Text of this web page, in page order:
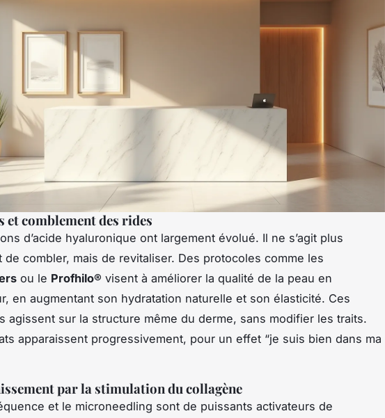
et comblement des rides
d’acide hyaluronique ont largement évolué. Il ne s’agit plus
de combler, mais de revitaliser. Des protocoles comme les
ou le Profhilo® visent à améliorer la qualité de la peau en
en augmentant son hydratation naturelle et son élasticité. Ces
agissent sur la structure même du derme, sans modifier les traits.
apparaissent progressivement, pour un effet “je suis bien dans ma
par la stimulation du collagène
et le microneedling sont de puissants activateurs de